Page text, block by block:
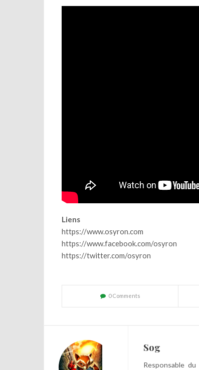
Liens
https://www.osyron.com
https://www.facebook.com/osyron
https://twitter.com/osyron
0 Comments
Sog
Responsable